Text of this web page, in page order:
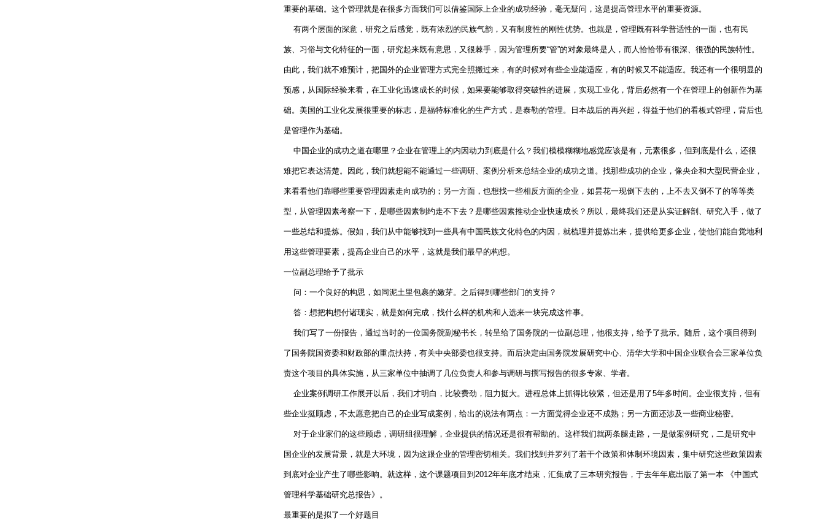
重要的基础。这个管理就是在很多方面我们可以借鉴国际上企业的成功经验，毫无疑问，这是提高管理水平的重要资源。
有两个层面的深意，研究之后感觉，既有浓烈的民族气韵，又有制度性的刚性优势。也就是，管理既有科学普适性的一面，也有民
族、习俗与文化特征的一面，研究起来既有意思，又很棘手，因为管理所要“管”的对象最终是人，而人恰恰带有很深、很强的民族特性。
由此，我们就不难预计，把国外的企业管理方式完全照搬过来，有的时候对有些企业能适应，有的时候又不能适应。我还有一个很明显的
预感，从国际经验来看，在工业化迅速成长的时候，如果要能够取得突破性的进展，实现工业化，背后必然有一个在管理上的创新作为基
础。美国的工业化发展很重要的标志，是福特标准化的生产方式，是泰勒的管理。日本战后的再兴起，得益于他们的看板式管理，背后也
是管理作为基础。
中国企业的成功之道在哪里？企业在管理上的内因动力到底是什么？我们模模糊糊地感觉应该是有，元素很多，但到底是什么，还很
难把它表达清楚。因此，我们就想能不能通过一些调研、案例分析来总结企业的成功之道。找那些成功的企业，像央企和大型民营企业，
来看看他们靠哪些重要管理因素走向成功的；另一方面，也想找一些相反方面的企业，如昙花一现倒下去的，上不去又倒不了的等等类
型，从管理因素考察一下，是哪些因素制约走不下去？是哪些因素推动企业快速成长？所以，最终我们还是从实证解剖、研究入手，做了
一些总结和提炼。假如，我们从中能够找到一些具有中国民族文化特色的内因，就梳理并提炼出来，提供给更多企业，使他们能自觉地利
用这些管理要素，提高企业自己的水平，这就是我们最早的构想。
一位副总理给予了批示
问：一个良好的构思，如同泥土里包裹的嫩芽。之后得到哪些部门的支持？
答：想把构想付诸现实，就是如何完成，找什么样的机构和人选来一块完成这件事。
我们写了一份报告，通过当时的一位国务院副秘书长，转呈给了国务院的一位副总理，他很支持，给予了批示。随后，这个项目得到
了国务院国资委和财政部的重点扶持，有关中央部委也很支持。而后决定由国务院发展研究中心、清华大学和中国企业联合会三家单位负
责这个项目的具体实施，从三家单位中抽调了几位负责人和参与调研与撰写报告的很多专家、学者。
企业案例调研工作展开以后，我们才明白，比较费劲，阻力挺大。进程总体上抓得比较紧，但还是用了5年多时间。企业很支持，但有
些企业挺顾虑，不太愿意把自己的企业写成案例，给出的说法有两点：一方面觉得企业还不成熟；另一方面还涉及一些商业秘密。
对于企业家们的这些顾虑，调研组很理解，企业提供的情况还是很有帮助的。这样我们就两条腿走路，一是做案例研究，二是研究中
国企业的发展背景，就是大环境，因为这跟企业的管理密切相关。我们找到并罗列了若干个政策和体制环境因素，集中研究这些政策因素
到底对企业产生了哪些影响。就这样，这个课题项目到2012年年底才结束，汇集成了三本研究报告，于去年年底出版了第一本 《中国式
管理科学基础研究总报告》。
最重要的是拟了一个好题目